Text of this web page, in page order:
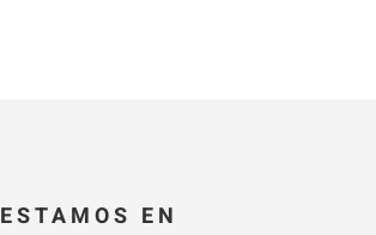
ESTAMOS EN